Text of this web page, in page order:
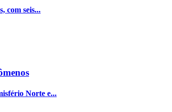
com seis...
Norte e...